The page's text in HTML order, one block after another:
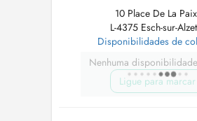
10 Place De La
L-4375 Esch-sur-
Disponibilidades de
Nenhuma
Ligue para marcar